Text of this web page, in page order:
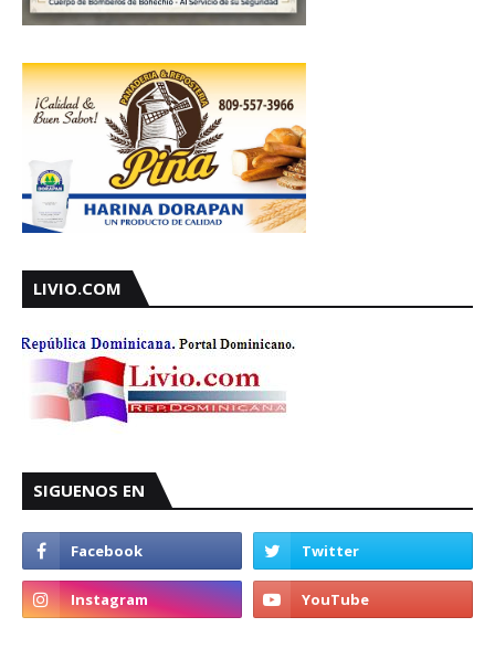
LIVIO.COM
SIGUENOS EN